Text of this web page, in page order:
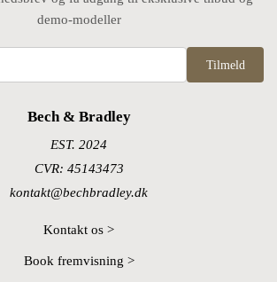
demo-modeller
Tilmeld
Bech & Bradley
EST. 2024
CVR: 45143473
kontakt@bechbradley.dk
Kontakt os >
Book fremvisning >